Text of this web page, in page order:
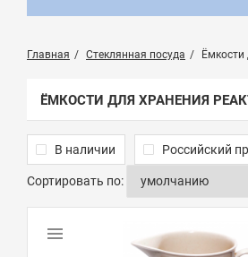
Главная Стеклянная посуда Ёмкости
ЁМКОСТИ ДЛЯ ХРАНЕНИЯ
В наличии Российский
Сортировать по: